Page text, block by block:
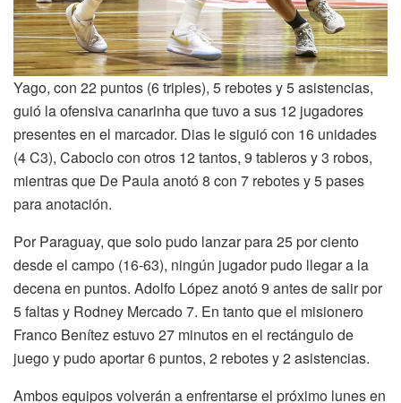
Yago, con 22 puntos (6 triples), 5 rebotes y 5 asistencias,
guió la ofensiva canarinha que tuvo a sus 12 jugadores
presentes en el marcador. Dias le siguió con 16 unidades
(4 C3), Caboclo con otros 12 tantos, 9 tableros y 3 robos,
mientras que De Paula anotó 8 con 7 rebotes y 5 pases
para anotación.
Por Paraguay, que solo pudo lanzar para 25 por ciento
desde el campo (16-63), ningún jugador pudo llegar a la
decena en puntos. Adolfo López anotó 9 antes de salir por
5 faltas y Rodney Mercado 7. En tanto que el misionero
Franco Benítez estuvo 27 minutos en el rectángulo de
juego y pudo aportar 6 puntos, 2 rebotes y 2 asistencias.
Ambos equipos volverán a enfrentarse el próximo lunes en